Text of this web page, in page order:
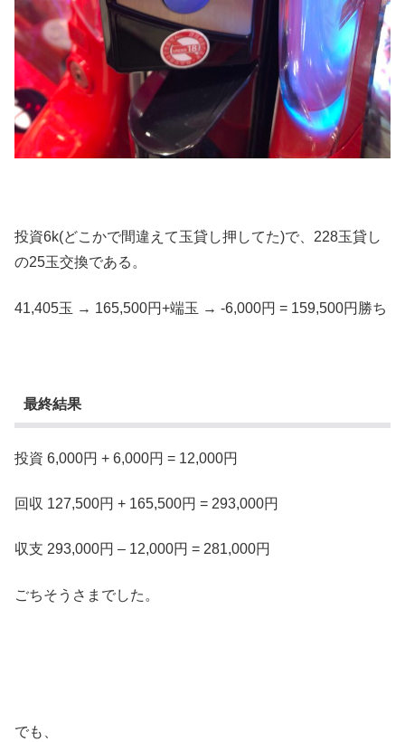
投資6k(どこかで間違えて玉貸し押してた)で、228玉貸し
の25玉交換である。
41,405玉 → 165,500円+端玉 → -6,000円 = 159,500円勝ち
最終結果
投資 6,000円 + 6,000円 = 12,000円
回収 127,500円 + 165,500円 = 293,000円
収支 293,000円 – 12,000円 = 281,000円
ごちそうさまでした。
でも、